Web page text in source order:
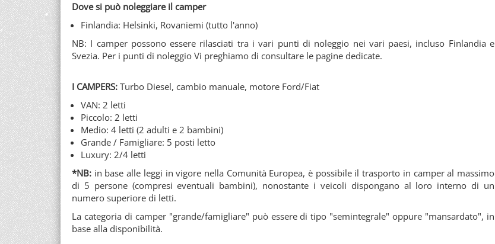
Dove si può noleggiare il camper
Finlandia: Helsinki, Rovaniemi (tutto l'anno)
NB: I camper possono essere rilasciati tra i vari punti di noleggio nei vari paesi, incluso Finlandia e
Svezia. Per i punti di noleggio Vi preghiamo di consultare le pagine dedicate.
I CAMPERS: Turbo Diesel, cambio manuale, motore Ford/Fiat
VAN: 2 letti
Piccolo: 2 letti
Medio: 4 letti (2 adulti e 2 bambini)
Grande / Famigliare: 5 posti letto
Luxury: 2/4 letti
*NB: in base alle leggi in vigore nella Comunità Europea, è possibile il trasporto in camper al massimo
di 5 persone (compresi eventuali bambini), nonostante i veicoli dispongano al loro interno di un
numero superiore di letti.
La categoria di camper "grande/famigliare" può essere di tipo "semintegrale" oppure "mansardato", in
base alla disponibilità.